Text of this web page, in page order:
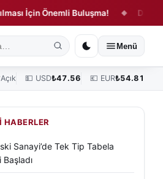
Önemli Buluşma! ◆ Dünya
Sivas Vefat Edenler Köşe
Menü
Açık 💵 USD₺47.56 💶 EUR₺54.81
HABERLER
Sanayi’de Tek Tip Tabela
Başladı